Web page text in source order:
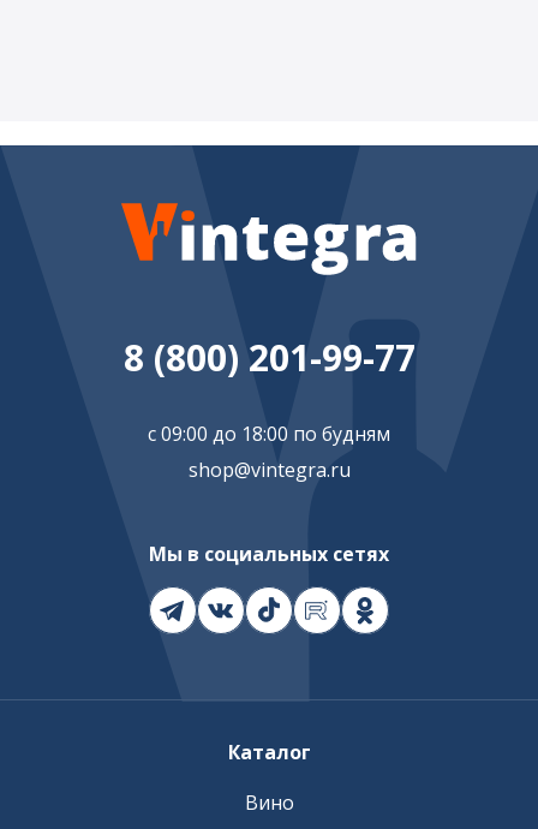
8 (800) 201-99-77
с 09:00 до 18:00 по будням
shop@vintegra.ru
Мы в социальных сетях
Каталог
Вино